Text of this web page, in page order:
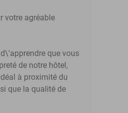
votre agréable
que vous
de notre hôtel,
à proximité du
que la qualité de